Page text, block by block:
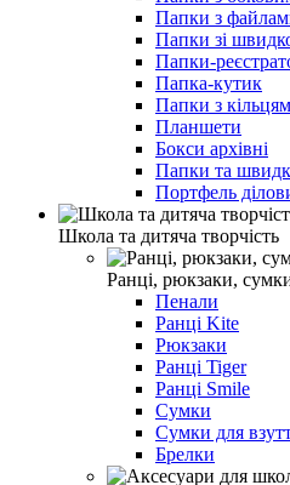
Папки з
Папки зі
Папки-
Папка-кутик
Папки з
Планшети
Бокси архівні
Папки та
Портфель
Школа та дитяча творчість
Ранці, рюкзаки,
Пенали
Ранці Kite
Рюкзаки
Ранці Tiger
Ранці Smile
Сумки
Сумки для
Брелки